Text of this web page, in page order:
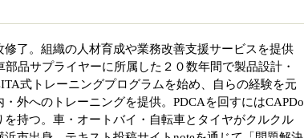
了。組織の人材育成や業務改善支援サービスを提供
品サプライヤーに所属した２０数年間で製品設計・
式トレーニングプログラムを始め、自らの経験を元
外へのトレーニングを提供。PDCAを回すにはCAPDo
持つ。車・オートバイ・自転車とタイヤがクルクル